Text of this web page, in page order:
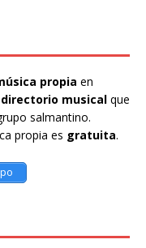
propia en
directorio musical que
salmantino.
propia es gratuita.